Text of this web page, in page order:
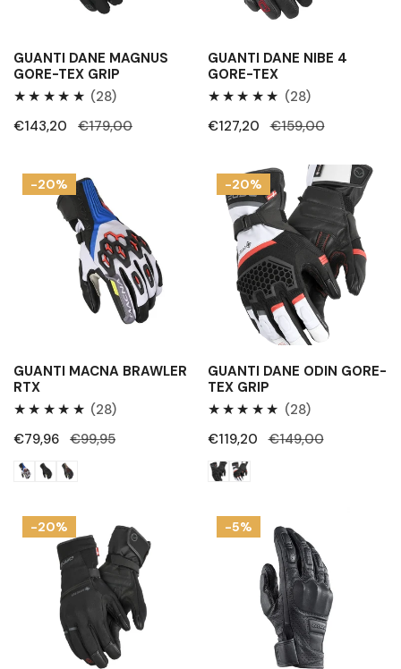
GUANTI DANE MAGNUS
GORE-TEX GRIP
(28)28
Recensioni
Prezzo
€143,20
Prezzo
€179,00
GUANTI DANE NIBE 4
GORE-TEX
(28)28
Recensioni
Prezzo
vendita
€127,20
Prezzo
€159,00
Guanti
Macna
Brawler
-20%
GUANTI MACNA BRAWLER
RTX
(28)28
Prezzo
di
vendita
€79,96
Prezzo
regolare
€99,95
Guanti
Dane
Odin
Gore-
-20%
GUANTI DANE ODIN GORE-
TEX GRIP
(28)28
Recensioni
Prezzo
di
vendita
€119,20
Prezzo
regolare
€149,00
Guanto
Dane
-20%
Guanti
in
-5%